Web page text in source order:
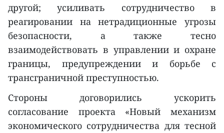
другой; усиливать сотрудничество в
реагировании на нетрадиционные угрозы
безопасности, а также тесно
взаимодействовать в управлении и охране
границы, предупреждении и борьбе с
трансграничной преступностью.
Стороны договорились ускорить
согласование проекта «Новый механизм
экономического сотрудничества для тесной